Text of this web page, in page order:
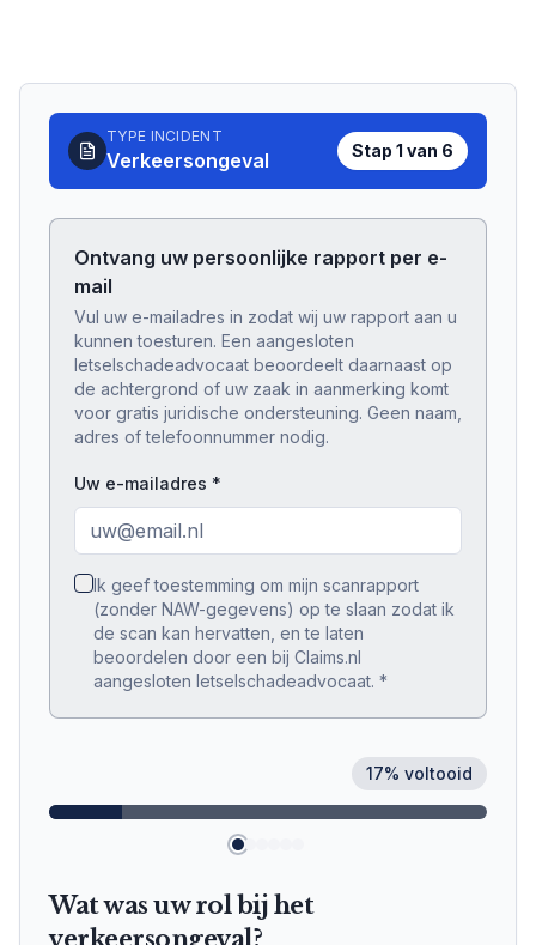
TYPE INCIDENT
Verkeersongeval Stap 1 van 6
Ontvang uw persoonlijke rapport per e-
mail
Vul uw e-mailadres in zodat wij uw rapport aan u
kunnen toesturen. Een aangesloten
letselschadeadvocaat beoordeelt daarnaast op
de achtergrond of uw zaak in aanmerking komt
voor gratis juridische ondersteuning. Geen naam,
adres of telefoonnummer nodig.
Uw e-mailadres *
Ik geef toestemming om mijn scanrapport
(zonder NAW-gegevens) op te slaan zodat ik
de scan kan hervatten, en te laten
beoordelen door een bij Claims.nl
aangesloten letselschadeadvocaat. *
17% voltooid
Wat was uw rol bij het
verkeersongeval?